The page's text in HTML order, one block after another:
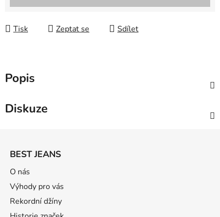
Tisk Zeptat se Sdílet
Popis
Diskuze
BEST JEANS
O nás
Výhody pro vás
Rekordní džíny